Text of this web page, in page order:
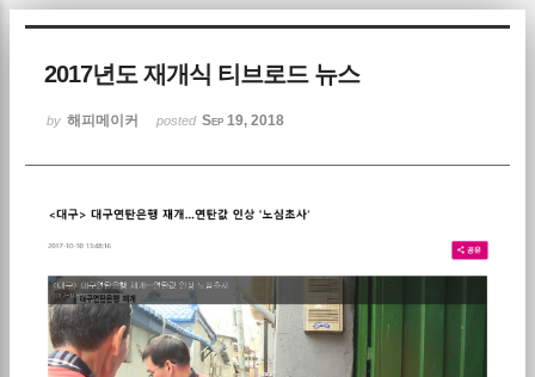
2017년도 재개식 티브로드 뉴스
by 해피메이커 posted Sep 19, 2018
Sketchbook5, 스케치북5
Sketchbook5, 스케치북5